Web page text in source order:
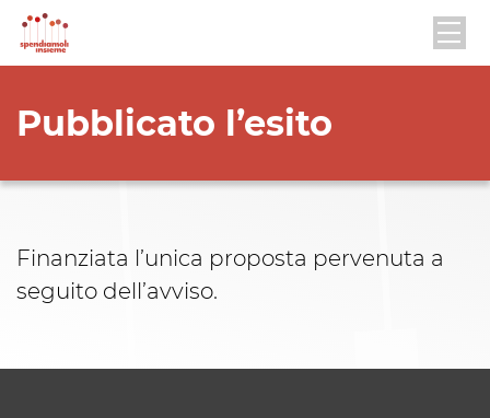
Pubblicato l’esito
Finanziata l’unica proposta pervenuta a
seguito dell’avviso.